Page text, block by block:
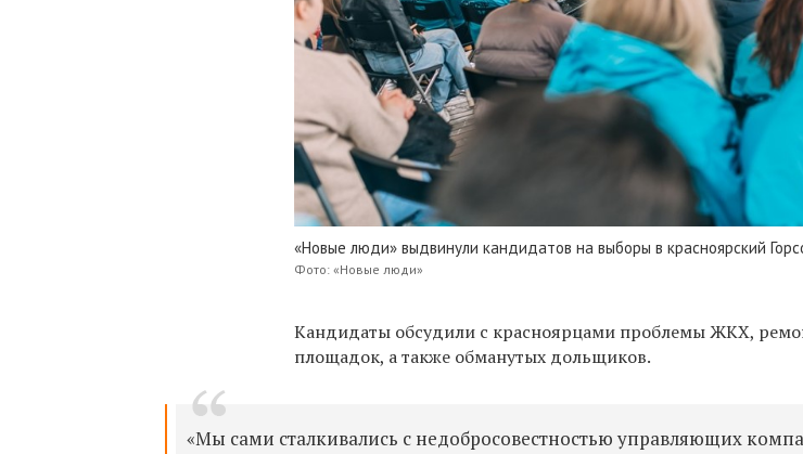
«Новые люди» выдвинули кандидатов на выборы в красноярский
Фото: «Новые люди»
Кандидаты обсудили с красноярцами проблемы ЖКХ,
площадок, а также обманутых дольщиков.
«Мы сами сталкивались с недобросовестностью управляющих